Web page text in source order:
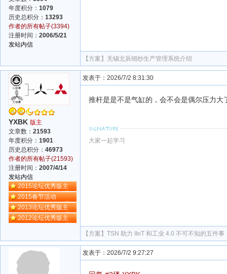
年度积分： 1079
历史总积分： 13293
作者的所有帖子(3394)
注册时间： 2006/5/21
发站内信
【方案】 无锡北辰细纱生产管理系统介绍
YXBK 版主
文章数： 21593
年度积分： 1901
历史总积分： 46973
作者的所有帖子(21593)
注册时间： 2007/4/14
发站内信
2015论坛优秀版主
2015春节活动
2013论坛优秀版主
2012论坛优秀版主
发表于：2026/7/2 8:31:30
推杆是是不是气缸的，会不会是偶尔压力大
大家一起学习
【方案】 TSN 助力 IIoT 和工业 4.0 不可不知的五件事
发表于：2026/7/2 9:27:27